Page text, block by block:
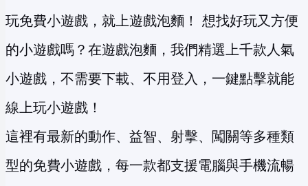
玩免費小遊戲，就上遊戲泡麵！ 想找好玩又方便
的小遊戲嗎？在遊戲泡麵，我們精選上千款人氣
小遊戲，不需要下載、不用登入，一鍵點擊就能
線上玩小遊戲！
這裡有最新的動作、益智、射擊、闖關等多種類
型的免費小遊戲，每一款都支援電腦與手機流暢